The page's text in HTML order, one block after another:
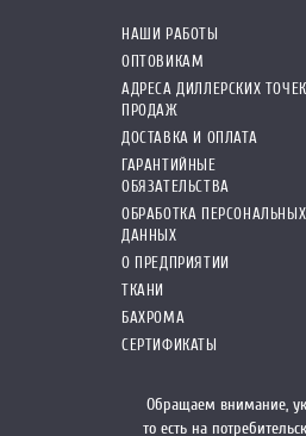
НАШИ РАБОТЫ
ОПТОВИКАМ
АДРЕСА ДИЛЛЕРСКИХ ТОЧЕК
ПРОДАЖ
ДОСТАВКА И ОПЛАТА
ГАРАНТИЙНЫЕ
ОБЯЗАТЕЛЬСТВА
ОБРАБОТКА ПЕРСОНАЛЬНЫХ
ДАННЫХ
О ПРЕДПРИЯТИИ
ТКАНИ
БАХРОМА
СЕРТИФИКАТЫ
Обращаем внимание,
то есть на